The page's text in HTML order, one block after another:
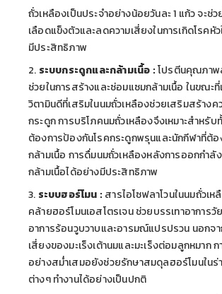
ถั่วเหลืองเป็นประจำอย่างน้อยวันละ 1 แก้ว จะช่
เลือดแข็งตัวและลดความเสี่ยงในการเกิดโรคหั
มีประสิทธิภาพ
ระบบกระดูกและกล้ามเนื้อ :โปรตีนคุณภาพ
ช่วยในการสร้างและซ่อมแซมกล้ามเนื้อ ในขณะ
วิตามินดีที่เสริมในนมถั่วเหลืองช่วยเสริมสร้าง
กระดูก การบริโภคนมถั่วเหลืองจึงเหมาะสำหรั
ต้องการป้องกันโรคกระดูกพรุนและนักกีฬาที่ต้อ
กล้ามเนื้อ การดื่มนมถั่วเหลืองหลังการออกกำลั
กล้ามเนื้อได้อย่างมีประสิทธิภาพ
ระบบฮอร์โมน : สารไอโซฟลาโวนในนมถั่ว
คล้ายฮอร์โมนเอสโตรเจน ช่วยบรรเทาอาการวั
อาการร้อนวูบวาบและอารมณ์แปรปรวน นอกจ
เสี่ยงของมะเร็งเต้านมและมะเร็งต่อมลูกหมาก
อย่างสม่ำเสมอยังช่วยรักษาสมดุลฮอร์โมนในร่
ต่างๆ ทำงานได้อย่างเป็นปกติ